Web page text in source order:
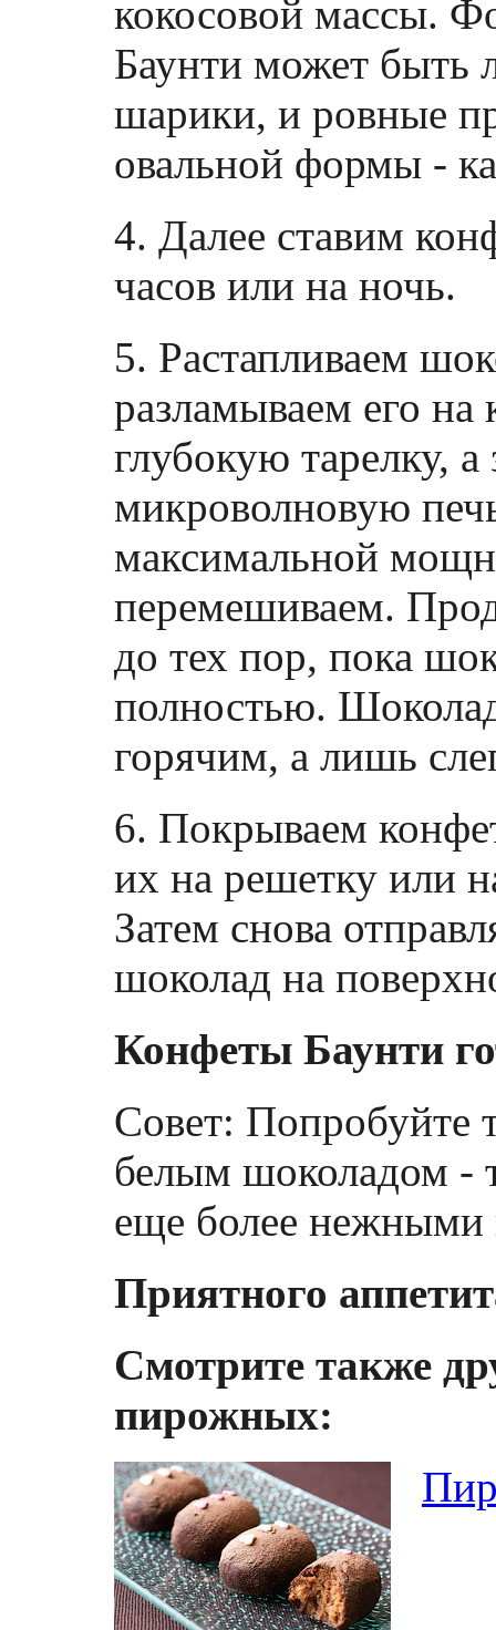
кокосовой массы.
Баунти может быть
шарики, и ровные
овальной формы -
4. Далее ставим
часов или на ночь.
5. Растапливаем
разламываем его на
глубокую тарелку, а
микроволновую
максимальной
перемешиваем.
до тех пор, пока
полностью.
горячим, а лишь
6. Покрываем
их на решетку или
Затем снова
шоколад на
Конфеты Баунти
Совет: Попробуйте
белым шоколадом -
еще более
Приятного
Смотрите также
пирожных: